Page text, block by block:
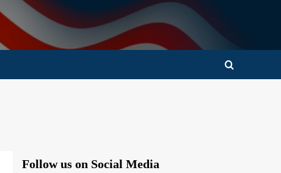
Follow us on Social Media